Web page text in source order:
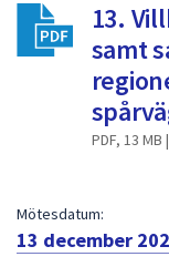
13.
samt
PDF, 13 MB |
Mötesdatum:
13 december